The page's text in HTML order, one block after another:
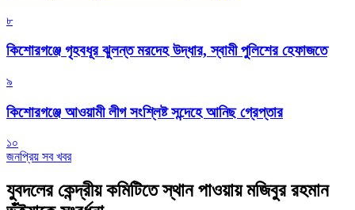
৮
কিশোরগঞ্জে গৃহবধূর ঝুলন্ত মরদেহ উদ্ধার, স্বামী পুলিশের হেফাজতে
৯
কিশোরগঞ্জে আওয়ামী লীগ সংশ্লিষ্ট সন্দেহে আনিছ গ্রেপ্তার
১০
জনপ্রিয় সব খবর
যুবদলের কেন্দ্রীয় কমিটিতে স্থান পাওয়ায় মজিবুর রহমান